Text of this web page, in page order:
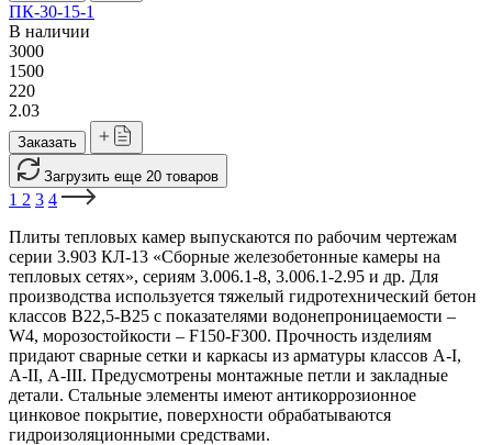
ПК-30-15-1
В наличии
3000
1500
220
2.03
Заказать
Загрузить еще 20 товаров
1 2 3 4
Плиты тепловых камер выпускаются по рабочим чертежам
серии 3.903 КЛ-13 «Сборные железобетонные камеры на
тепловых сетях», сериям 3.006.1-8, 3.006.1-2.95 и др. Для
производства используется тяжелый гидротехнический бетон
классов В22,5-В25 с показателями водонепроницаемости –
W4, морозостойкости – F150-F300. Прочность изделиям
придают сварные сетки и каркасы из арматуры классов А-I,
А-II, А-III. Предусмотрены монтажные петли и закладные
детали. Стальные элементы имеют антикоррозионное
цинковое покрытие, поверхности обрабатываются
гидроизоляционными средствами.